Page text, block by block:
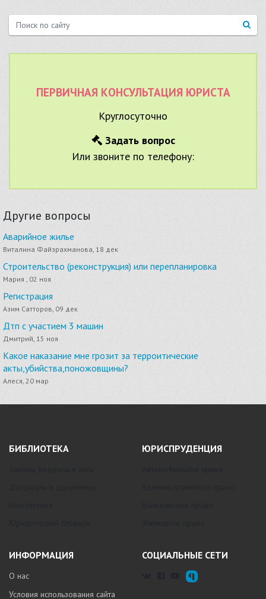
ПЕРВИЧНАЯ КОНСУЛЬТАЦИЯ ЮРИСТА
Круглосуточно
Задать вопрос
Или звоните по телефону:
Другие вопросы
Аварийное жилье
Виталина Файзрахманова, 18 дек
Строительство (реконструкция) или перепланировка
Мария , 02 ноя
Регистрация
Азим Сатторов, 09 дек
Дтп с участием 3 машин
Дмитрий, 15 ноя
Какое наказание мне грозит за терроитические
акты,убийства,поножовщины?
Алеся, 20 мар
БИБЛИОТЕКА ЮРИСПРУДЕНЦИЯ
ИНФОРМАЦИЯ
О нас
Условия использования сайта
СОЦИАЛЬНЫЕ СЕТИ